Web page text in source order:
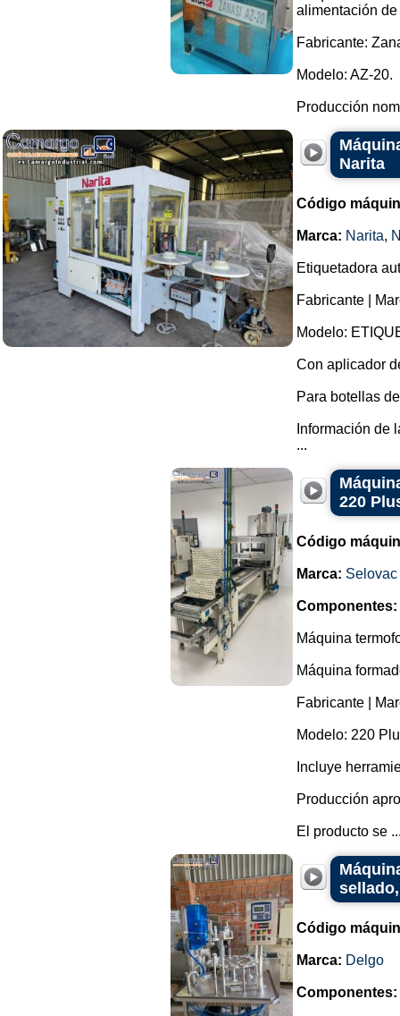
alimentación
Fabricante:
Modelo: AZ-20.
Producción
Narita
Código
Marca: Narita,
Etiquetadora
Fabricante |
Modelo:
Con aplicador
Para botellas
Información de
...
220
Código
Marca: Selovac
Componentes:
Máquina
Máquina
Fabricante |
Modelo: 220
Incluye
Producción
El producto se
Código
Marca: Delgo
Componentes: